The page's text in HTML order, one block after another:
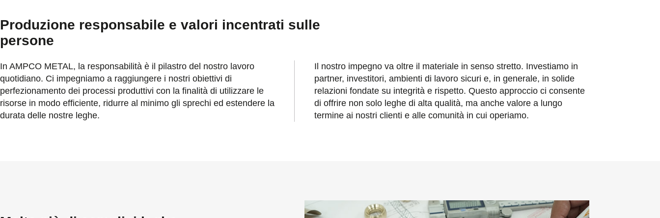
Produzione responsabile e valori incentrati sulle
persone
In AMPCO METAL, la responsabilità è il pilastro del nostro lavoro
quotidiano. Ci impegniamo a raggiungere i nostri obiettivi di
perfezionamento dei processi produttivi con la finalità di utilizzare le
risorse in modo efficiente, ridurre al minimo gli sprechi ed estendere la
durata delle nostre leghe.
Il nostro impegno va oltre il materiale in senso stretto. Investiamo in
partner, investitori, ambienti di lavoro sicuri e, in generale, in solide
relazioni fondate su integrità e rispetto. Questo approccio ci consente
di offrire non solo leghe di alta qualità, ma anche valore a lungo
termine ai nostri clienti e alle comunità in cui operiamo.